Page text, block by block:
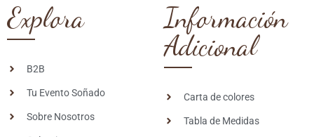
Explora
B2B
Tu Evento Soñado
Sobre Nosotros
Información
Adicional
Carta de colores
Tabla de Medidas